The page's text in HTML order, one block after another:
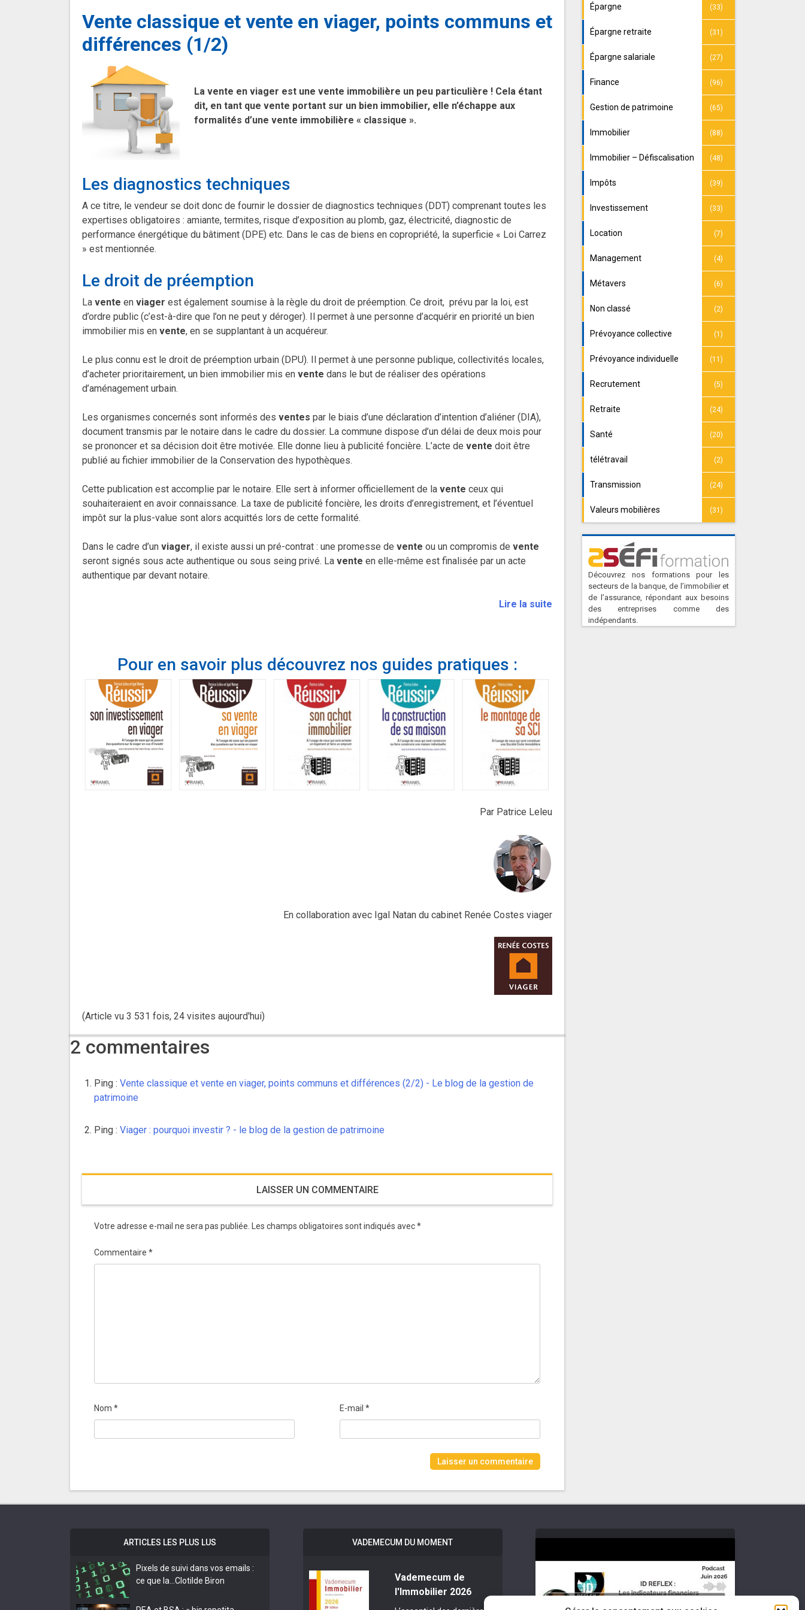
Vente classique et vente en viager, points communs et
différences (1/2)
La vente en viager est une vente immobilière un peu particulière ! Cela étant
dit, en tant que vente portant sur un bien immobilier, elle n’échappe aux
formalités d’une vente immobilière « classique ».
Les diagnostics techniques
A ce titre, le vendeur se doit donc de fournir le dossier de diagnostics techniques (DDT) comprenant toutes les
expertises obligatoires : amiante, termites, risque d’exposition au plomb, gaz, électricité, diagnostic de
performance énergétique du bâtiment (DPE) etc. Dans le cas de biens en copropriété, la superficie « Loi Carrez
» est mentionnée.
Le droit de préemption
La vente en viager est également soumise à la règle du droit de préemption. Ce droit, prévu par la loi, est
d’ordre public (c’est-à-dire que l’on ne peut y déroger). Il permet à une personne d’acquérir en priorité un bien
immobilier mis en vente, en se supplantant à un acquéreur.
Le plus connu est le droit de préemption urbain (DPU). Il permet à une personne publique, collectivités locales,
d’acheter prioritairement, un bien immobilier mis en vente dans le but de réaliser des opérations
d’aménagement urbain.
Les organismes concernés sont informés des ventes par le biais d’une déclaration d’intention d’aliéner (DIA),
document transmis par le notaire dans le cadre du dossier. La commune dispose d’un délai de deux mois pour
se prononcer et sa décision doit être motivée. Elle donne lieu à publicité foncière. L’acte de vente doit être
publié au fichier immobilier de la Conservation des hypothèques.
Cette publication est accomplie par le notaire. Elle sert à informer officiellement de la vente ceux qui
souhaiteraient en avoir connaissance. La taxe de publicité foncière, les droits d’enregistrement, et l’éventuel
impôt sur la plus-value sont alors acquittés lors de cette formalité.
Dans le cadre d’un viager, il existe aussi un pré-contrat : une promesse de vente ou un compromis de vente
seront signés sous acte authentique ou sous seing privé. La vente en elle-même est finalisée par un acte
authentique par devant notaire.
Lire la suite
Pour en savoir plus découvrez nos guides pratiques :
Par Patrice Leleu
En collaboration avec Igal Natan du cabinet Renée Costes viager
(Article vu 3 531 fois, 24 visites aujourd'hui)
2 commentaires
Ping : Vente classique et vente en viager, points communs et différences (2/2) - Le blog de la gestion de
patrimoine
Ping : Viager : pourquoi investir ? - le blog de la gestion de patrimoine
LAISSER UN COMMENTAIRE
Votre adresse e-mail ne sera pas publiée. Les champs obligatoires sont indiqués avec*
Commentaire *
Nom * E-mail *
Épargne (33)
Épargne retraite (31)
Épargne salariale (27)
Finance (96)
Gestion de patrimoine (65)
Immobilier (88)
Immobilier – Défiscalisation (48)
Impôts (39)
Investissement (33)
Location (7)
Management (4)
Métavers (6)
Non classé (2)
Prévoyance collective (1)
Prévoyance individuelle (11)
Recrutement (5)
Retraite (24)
Santé (20)
télétravail (2)
Transmission (24)
Valeurs mobilières (31)
Découvrez nos formations pour les
secteurs de la banque, de l’immobilier et
de l’assurance, répondant aux besoins
des entreprises comme des
indépendants.
ARTICLES LES PLUS LUS
Pixels de suivi dans vos emails :
ce que la… Clotilde Biron
VADEMECUM DU MOMENT
Vademecum de
l'Immobilier 2026
Cliquez pour accepter les cookies